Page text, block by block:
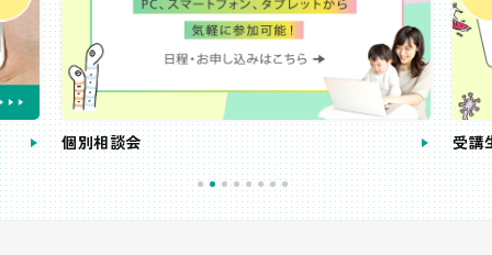
個別相談会 受講